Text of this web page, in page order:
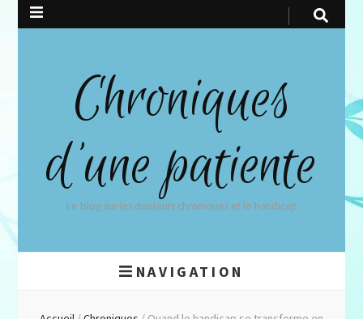
Chroniques
d'une patiente
Le blog sur les douleurs chroniques et le handicap
NAVIGATION